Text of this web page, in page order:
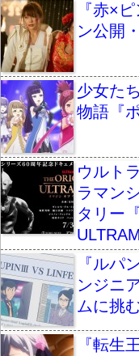
『赤×
ン公開
少女た
物語『
ウルト
ラマン
タリー
『ルパ
ンジニ
ムに挑
『転生